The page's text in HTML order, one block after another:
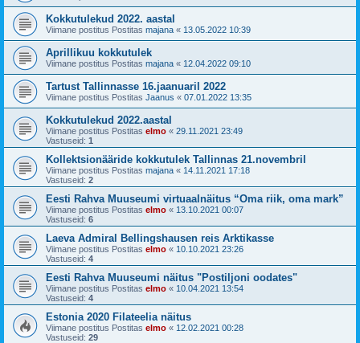
Kokkutulekud 2022. aastal
Viimane postitus Postitas majana « 13.05.2022 10:39
Aprillikuu kokkutulek
Viimane postitus Postitas majana « 12.04.2022 09:10
Tartust Tallinnasse 16.jaanuaril 2022
Viimane postitus Postitas Jaanus « 07.01.2022 13:35
Kokkutulekud 2022.aastal
Viimane postitus Postitas elmo « 29.11.2021 23:49
Vastuseid: 1
Kollektsionääride kokkutulek Tallinnas 21.novembril
Viimane postitus Postitas majana « 14.11.2021 17:18
Vastuseid: 2
Eesti Rahva Muuseumi virtuaalnäitus “Oma riik, oma mark”
Viimane postitus Postitas elmo « 13.10.2021 00:07
Vastuseid: 6
Laeva Admiral Bellingshausen reis Arktikasse
Viimane postitus Postitas elmo « 10.10.2021 23:26
Vastuseid: 4
Eesti Rahva Muuseumi näitus "Postiljoni oodates"
Viimane postitus Postitas elmo « 10.04.2021 13:54
Vastuseid: 4
Estonia 2020 Filateelia näitus
Viimane postitus Postitas elmo « 12.02.2021 00:28
Vastuseid: 29